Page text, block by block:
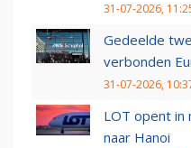
31-07-2026,
Gedeelde
verbonden
31-07-2026,
LOT opent in
naar Hanoi